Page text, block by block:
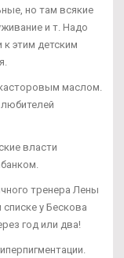
но там всякие
и т. Надо
к этим детским
маслом.
власти
тренера Лены
у Бескова
год или два!